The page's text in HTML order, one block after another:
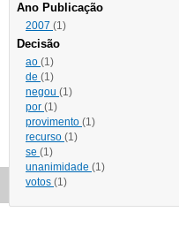
Ano Publicação
2007 (1)
Decisão
ao (1)
de (1)
negou (1)
por (1)
provimento (1)
recurso (1)
se (1)
unanimidade (1)
votos (1)